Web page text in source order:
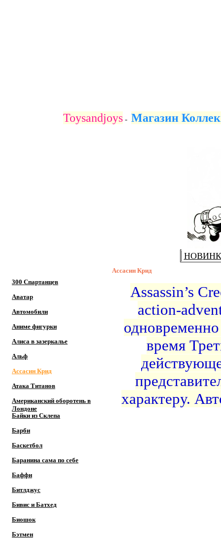
Toysandjoys - Магазин
300 Спартанцев
Аватар
Автомобили
Аниме фигурки
Алиса в зазеркалье
Альф
Ассасин Крид
Атака Титанов
Американский оборотень в
Лондоне
Байки из Склепа
Барби
Баскетбол
Баранина сама по себе
Баффи
Битлджус
Бивис и Батхед
Биошок
Бэтмен
Ассасин Крид
Assassin’s
action-
время
характеру.